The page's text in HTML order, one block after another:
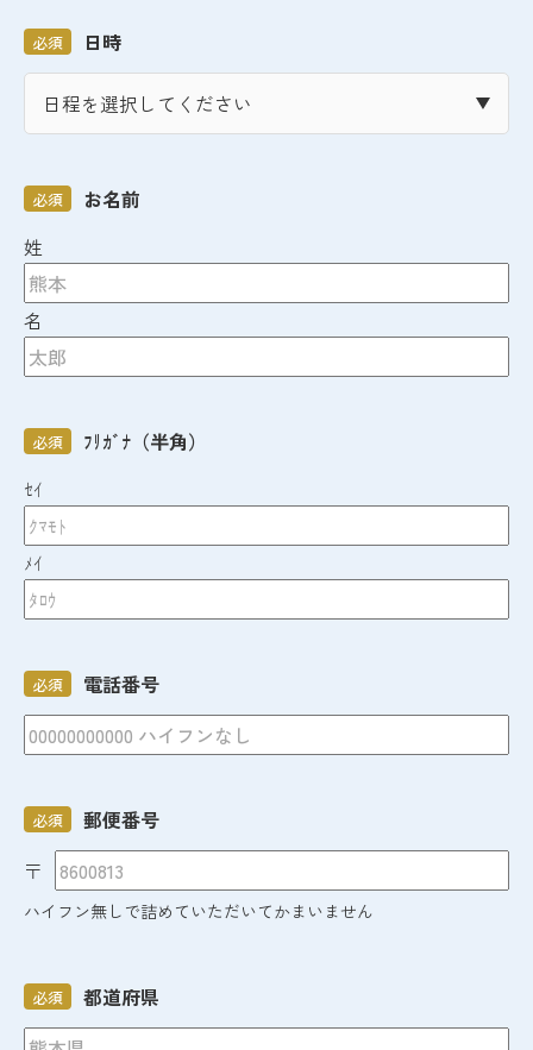
日時
必須
お名前
必須
姓
名
ﾌﾘｶﾞﾅ（半角）
必須
ｾｲ
ﾒｲ
電話番号
必須
郵便番号
必須
〒
ハイフン無しで詰めていただいてかまいません
都道府県
必須